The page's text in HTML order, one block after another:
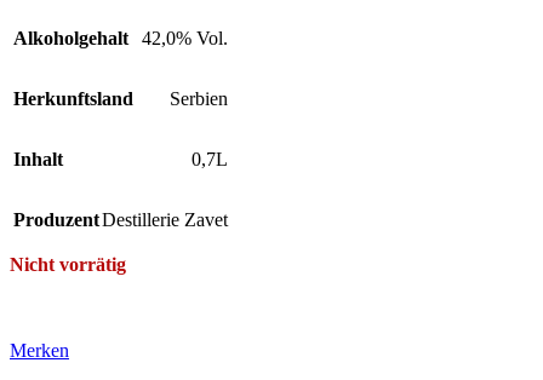
Alkoholgehalt 42,0% Vol.
Herkunftsland Serbien
Inhalt 0,7L
ProduzentDestillerie Zavet
Nicht vorrätig
Merken